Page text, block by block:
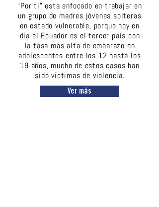
“Por ti” esta enfocado en trabajar en
un grupo de madres jóvenes solteras
en estado vulnerable, porque hoy en
día el Ecuador es el tercer país con
la tasa mas alta de embarazo en
adolescentes entre los 12 hasta los
19 años, mucho de estos casos han
sido victimas de violencia.
Ver más